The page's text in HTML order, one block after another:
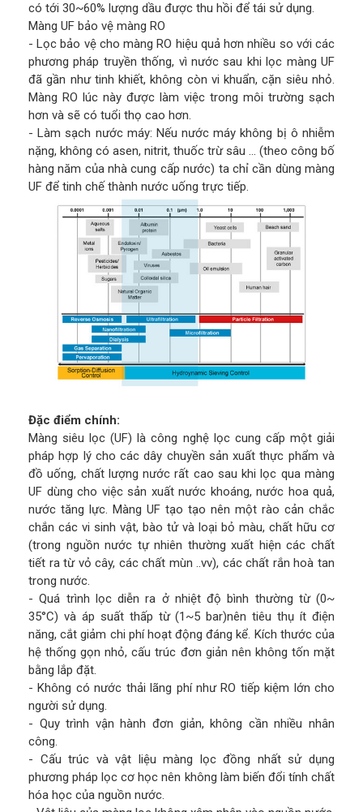
có tới 30~60% lượng dầu được thu hồi để tái sử dụng.
Màng UF bảo vệ màng RO
- Lọc bảo vệ cho màng RO hiệu quả hơn nhiều so với các
phương pháp truyền thống, vì nước sau khi lọc màng UF
đã gần như tinh khiết, không còn vi khuẩn, cặn siêu nhỏ.
Màng RO lúc này được làm việc trong môi trường sạch
hơn và sẽ có tuổi thọ cao hơn.
- Làm sạch nước máy: Nếu nước máy không bị ô nhiễm
nặng, không có asen, nitrit, thuốc trừ sâu … (theo công bố
hàng năm của nhà cung cấp nước) ta chỉ cần dùng màng
UF để tinh chế thành nước uống trực tiếp.
Đặc điểm chính:
Màng siêu lọc (UF) là công nghệ lọc cung cấp một giải
pháp hợp lý cho các dây chuyền sản xuất thực phẩm và
đồ uống, chất lượng nước rất cao sau khi lọc qua màng
UF dùng cho việc sản xuất nước khoáng, nước hoa quả,
nước tăng lực. Màng UF tạo tạo nên một rào cản chắc
chắn các vi sinh vật, bào tử và loại bỏ màu, chất hữu cơ
(trong nguồn nước tự nhiên thường xuất hiện các chất
tiết ra từ vỏ cây, các chất mùn ..vv), các chất rắn hoà tan
trong nước.
- Quá trình lọc diễn ra ở nhiệt độ bình thường từ (0~
35°C) và áp suất thấp từ (1~5 bar)nên tiêu thụ ít điện
năng, cắt giảm chi phí hoạt động đáng kể. Kích thước của
hệ thống gọn nhỏ, cấu trúc đơn giản nên không tốn mặt
bằng lắp đặt.
- Không có nước thải lãng phí như RO tiếp kiệm lớn cho
người sử dụng.
- Quy trình vận hành đơn giản, không cần nhiều nhân
công.
- Cấu trúc và vật liệu màng lọc đồng nhất sử dụng
phương pháp lọc cơ học nên không làm biến đổi tính chất
hóa học của nguồn nước.